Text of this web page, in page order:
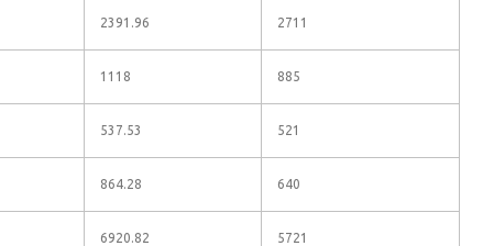
2391.96 2711
1118 885
537.53 521
864.28 640
6920.82 5721